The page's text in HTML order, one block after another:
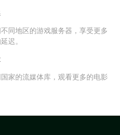
同地区的游戏服务器，享受更多
迟。
家的流媒体库，观看更多的电影